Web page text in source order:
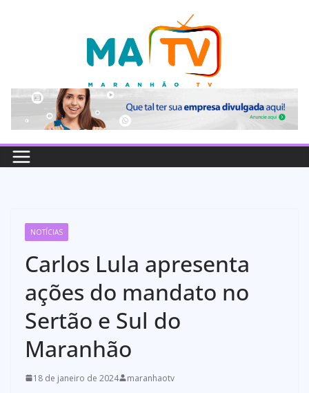
NOTÍCIAS
Carlos Lula apresenta
ações do mandato no
Sertão e Sul do
Maranhão
18 de janeiro de 2024 maranhaotv